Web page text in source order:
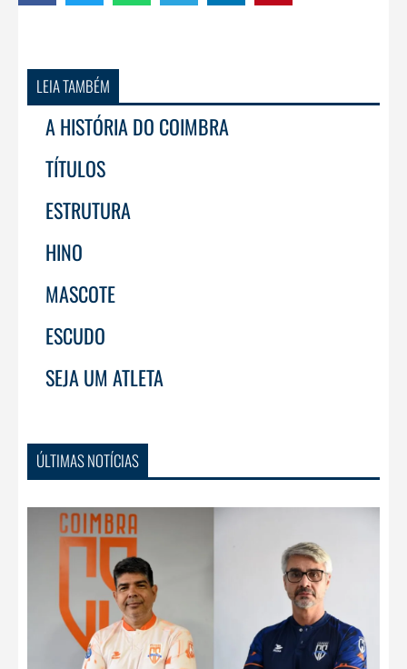
LEIA TAMBÉM
A HISTÓRIA DO COIMBRA
TÍTULOS
ESTRUTURA
HINO
MASCOTE
ESCUDO
SEJA UM ATLETA
ÚLTIMAS NOTÍCIAS